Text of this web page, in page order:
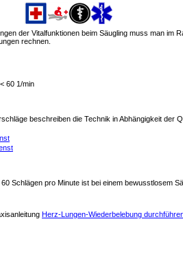
der Vitalfunktionen beim Säugling muss man
rechnen.
60 1/min
beschreiben die Technik in Abhängigkeit der
Schlägen pro Minute ist bei einem bewusstlosem
Herz-Lungen-Wiederbelebung